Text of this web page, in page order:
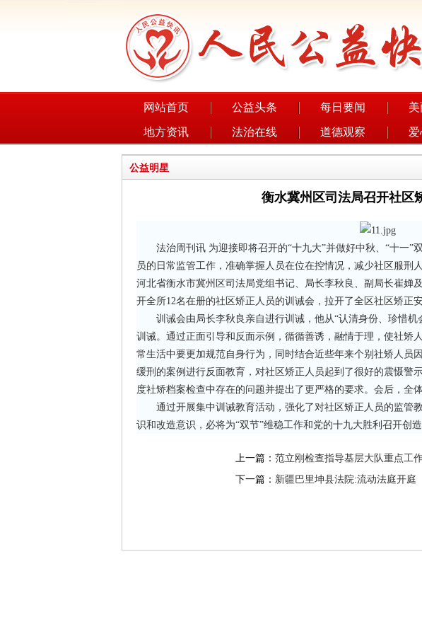
网站首页 公益头条 每日要闻 美
地方资讯 法治在线 道德观察
公益明星
衡水冀州区司法局召开社区
法治周刊讯 为迎接即将召开的“十九大”并做好中秋、“十一”
员的日常监管工作，准确掌握人员在位在控情况，减少社区服刑
河北省衡水市冀州区司法局党组书记、局长李秋良、副局长崔婵
开全所12名在册的社区矫正人员的训诫会，拉开了全区社区矫正
训诫会由局长李秋良亲自进行训诫，他从“认清身份、珍惜机
训诫。通过正面引导和反面示例，循循善诱，融情于理，使社矫
常生活中要更加规范自身行为，同时结合近些年来个别社矫人员
缓刑的案例进行反面教育，对社区矫正人员起到了很好的震慑警
度社矫档案检查中存在的问题并提出了更严格的要求。会后，全
通过开展集中训诫教育活动，强化了对社区矫正人员的监管
识和改造意识，必将为“双节”维稳工作和党的十九大胜利召开创
上一篇： 范立刚检查指导基层大队重点工
下一篇： 新疆巴里坤县法院:流动法庭开庭